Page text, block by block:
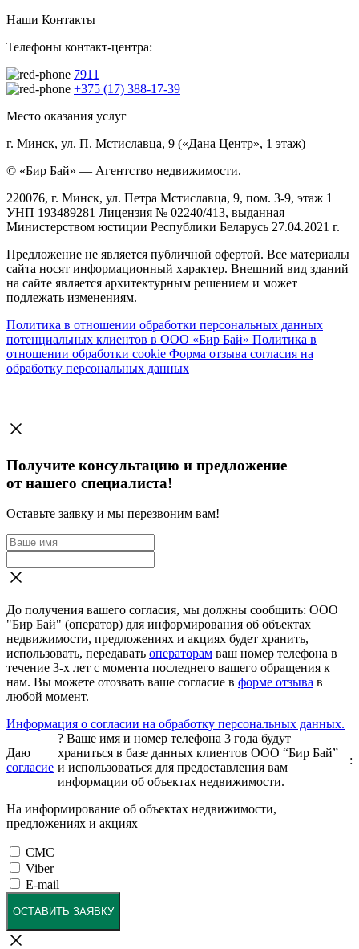
Наши Контакты
Телефоны контакт-центра:
7911
+375 (17) 388-17-39
Место оказания услуг
г. Минск, ул. П. Мстиславца, 9 («Дана Центр», 1 этаж)
© «Бир Бай» — Агентство недвижимости.
220076, г. Минск, ул. Петра Мстиславца, 9, пом. 3-9, этаж 1
УНП 193489281 Лицензия № 02240/413, выданная
Министерством юстиции Республики Беларусь 27.04.2021 г.
Предложение не является публичной офертой. Все материалы
сайта носят информационный характер. Внешний вид зданий
на сайте является архитектурным решением и может
подлежать изменениям.
Политика в отношении обработки персональных данных
потенциальных клиентов в ООО «Бир Бай» Политика в
отношении обработки cookie Форма отзыва согласия на
обработку персональных данных
Получите консультацию и предложение
от нашего специалиста!
Оставьте заявку и мы перезвоним вам!
До получения вашего согласия, мы должны сообщить: ООО
"Бир Бай" (оператор) для информирования об объектах
недвижимости, предложениях и акциях будет хранить,
использовать, передавать операторам ваш номер телефона в
течение 3-х лет с момента последнего вашего обращения к
нам. Вы можете отозвать ваше согласие в форме отзыва в
любой момент.
Информация о согласии на обработку персональных данных.
Даю
согласие
? Ваше имя и номер телефона 3 года будут
храниться в базе данных клиентов ООО “Бир Бай”
и использоваться для предоставления вам
информации об объектах недвижимости.
:
На информирование об объектах недвижимости,
предложениях и акциях
СМС
Viber
E-mail
ОСТАВИТЬ ЗАЯВКУ